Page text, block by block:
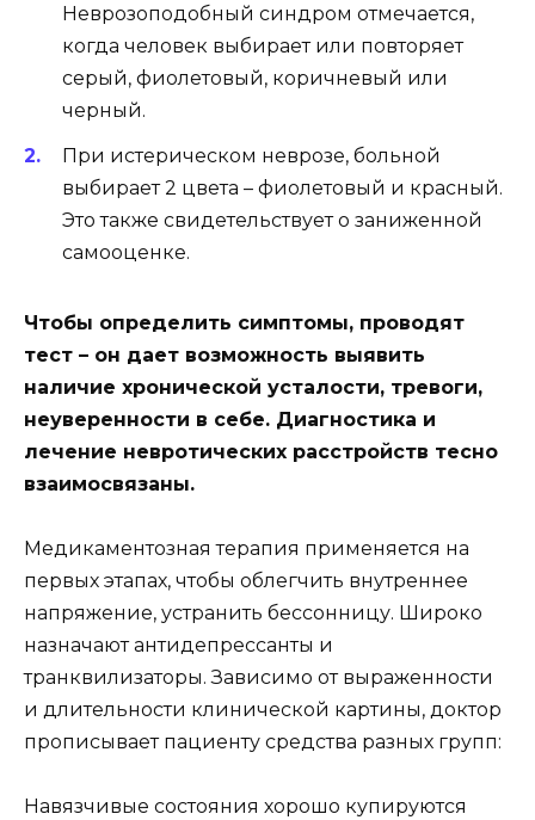
Неврозоподобный синдром отмечается,
когда человек выбирает или повторяет
серый, фиолетовый, коричневый или
черный.
При истерическом неврозе, больной
выбирает 2 цвета – фиолетовый и красный.
Это также свидетельствует о заниженной
самооценке.
Чтобы определить симптомы, проводят
тест – он дает возможность выявить
наличие хронической усталости, тревоги,
неуверенности в себе. Диагностика и
лечение невротических расстройств тесно
взаимосвязаны.
Медикаментозная терапия применяется на
первых этапах, чтобы облегчить внутреннее
напряжение, устранить бессонницу. Широко
назначают антидепрессанты и
транквилизаторы. Зависимо от выраженности
и длительности клинической картины, доктор
прописывает пациенту средства разных групп:
Навязчивые состояния хорошо купируются